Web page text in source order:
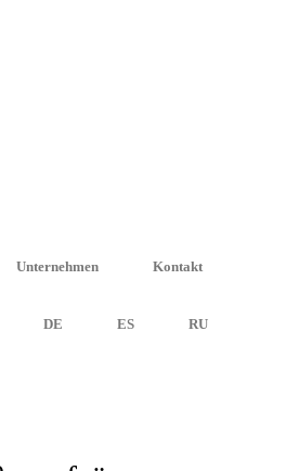
Unternehmen Kontakt
DE ES RU